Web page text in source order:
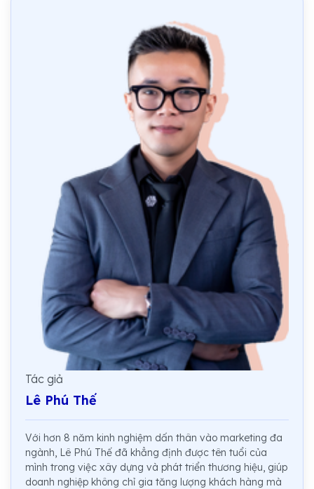
Tác giả
Lê Phú Thế
Với hơn 8 năm kinh nghiệm dấn thân vào marketing đa
ngành, Lê Phú Thế đã khẳng định được tên tuổi của
mình trong việc xây dựng và phát triển thương hiệu, giúp
doanh nghiệp không chỉ gia tăng lượng khách hàng mà